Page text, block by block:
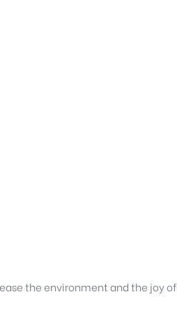
the environment and the joy of